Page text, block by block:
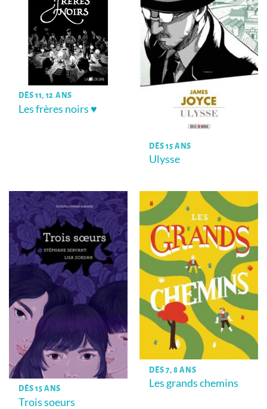
DÈS 11, 12 ANS
Les frères noirs ♥
DÈS 15 ANS
Ulysse
DÈS 15 ANS
Trois soeurs
DÈS 7, 8 ANS
Les grands chemins